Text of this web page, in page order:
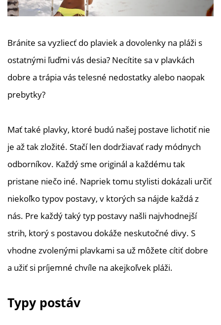
Bránite sa vyzliecť do plaviek a dovolenky na pláži s
ostatnými ľuďmi vás desia? Necítite sa v plavkách
dobre a trápia vás telesné nedostatky alebo naopak
prebytky?
Mať také plavky, ktoré budú našej postave lichotiť nie
je až tak zložité. Stačí len dodržiavať rady módnych
odborníkov. Každý sme originál a každému tak
pristane niečo iné. Napriek tomu stylisti dokázali určiť
niekoľko typov postavy, v ktorých sa nájde každá z
nás. Pre každý taký typ postavy našli najvhodnejší
strih, ktorý s postavou dokáže neskutočné divy. S
vhodne zvolenými plavkami sa už môžete cítiť dobre
a užiť si príjemné chvíle na akejkoľvek pláži.
Typy postáv